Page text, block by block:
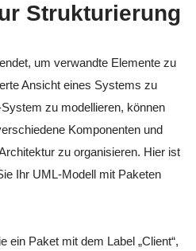
Strukturierung
um verwandte Elemente zu
Ansicht eines Systems zu
zu modellieren, können
Komponenten und
zu organisieren. Hier ist
Ihr UML-Modell mit Paketen
ein Paket mit dem Label „Client“,